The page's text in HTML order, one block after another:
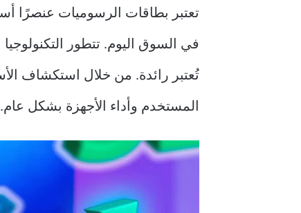
في السوق اليوم. تتطور
تُعتبر رائدة. من خلال استكشاف
المستخدم وأداء الأجهزة بشكل عام.